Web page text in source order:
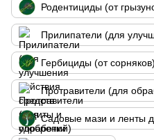
Родентициды (от
Гербициды (от сорняков)
Садовые мази и ленты